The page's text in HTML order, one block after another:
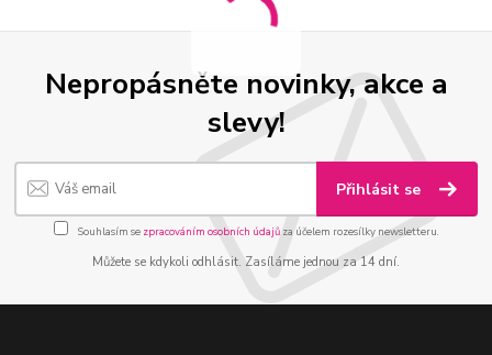
Nepropásněte novinky, akce a
slevy!
Přihlásit se
Souhlasím se zpracováním osobních údajůza účelem rozesílky newsletteru.
Můžete se kdykoli odhlásit. Zasíláme jednou za 14 dní.